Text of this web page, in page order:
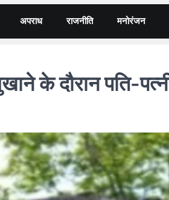
अपराध राजनीति मनोरंजन
के दौरान पति-